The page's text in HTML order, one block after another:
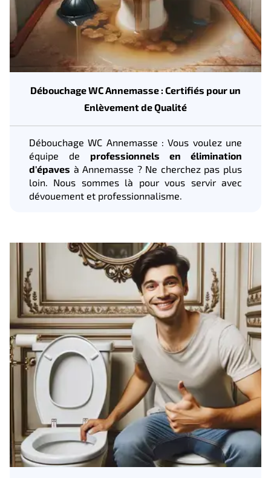
Débouchage WC Annemasse : Certifiés pour un
Enlèvement de Qualité
Débouchage WC Annemasse : Vous voulez une
équipe de professionnels en élimination
d'épaves à Annemasse ? Ne cherchez pas plus
loin. Nous sommes là pour vous servir avec
dévouement et professionnalisme.